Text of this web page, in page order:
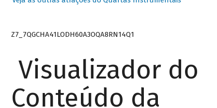
Z7_7QGCHA41LODH60A3OQA8RN14Q1
Visualizador do
Conteúdo da